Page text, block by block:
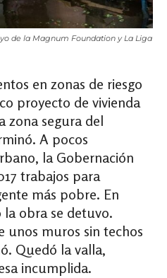
de la Magnum Foundation y La Liga
en zonas de riesgo
proyecto de vivienda
zona segura del
A pocos
la Gobernación
trabajos para
más pobre. En
la obra se detuvo.
unos muros sin techos
Quedó la valla,
incumplida.